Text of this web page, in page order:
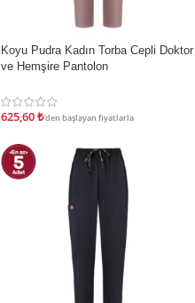
İNDIRIM
Koyu Pudra Kadın Torba Cepli Doktor
ve Hemşire Pantolon
625,60₺'den başlayan fiyatlarla